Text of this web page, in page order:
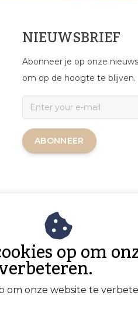
NIEUWSBRIEF
Abonneer je op onze
om op de hoogte te blijven.
ABONNEER
op om
om onze website te